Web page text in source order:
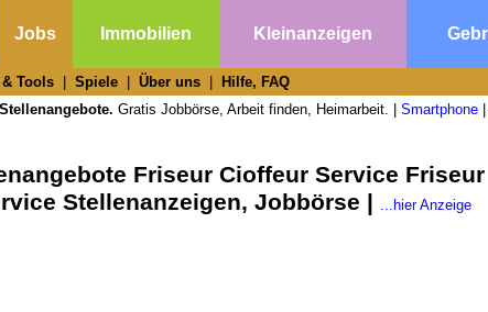
Jobs Immobilien Kleinanzeigen
Tools Spiele Über uns
Hilfe, FAQ
Gratis Jobbörse, Arbeit finden, Heimarbeit. | Smartphone
Friseur Cioffeur Service Friseur
Stellenanzeigen, Jobbörse | ...hier Anzeige